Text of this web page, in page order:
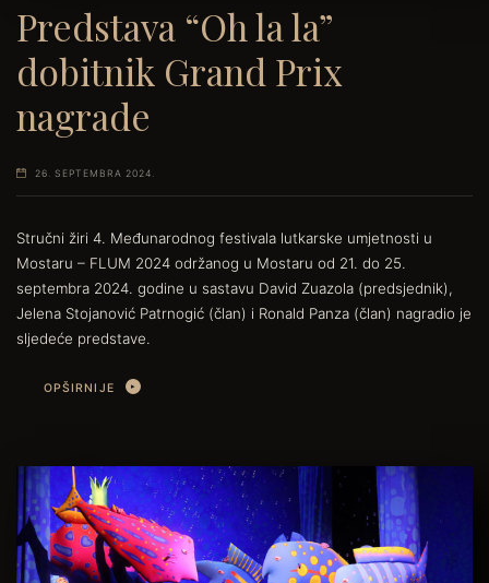
Predstava “Oh la la”
dobitnik Grand Prix
nagrade
26. SEPTEMBRA 2024.
Stručni žiri 4. Međunarodnog festivala lutkarske umjetnosti u
Mostaru – FLUM 2024 održanog u Mostaru od 21. do 25.
septembra 2024. godine u sastavu David Zuazola (predsjednik),
Jelena Stojanović Patrnogić (član) i Ronald Panza (član) nagradio je
sljedeće predstave.
OPŠIRNIJE